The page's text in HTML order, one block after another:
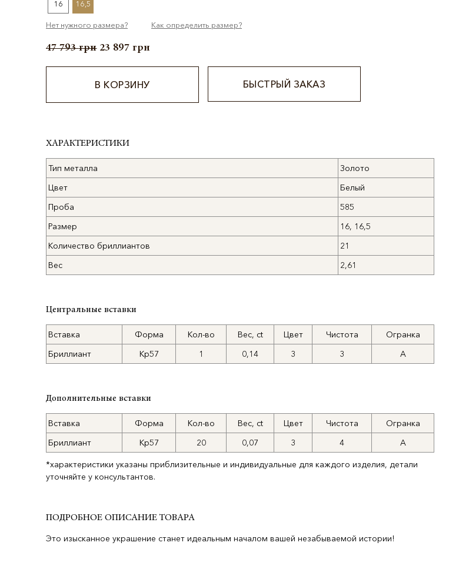
16 16,5
Нет нужного размера? Как определить размер?
47 793грн 23 897 грн
В КОРЗИНУ БЫСТРЫЙ ЗАКАЗ
ХАРАКТЕРИСТИКИ
Тип металла
Золото
Цвет
Белый
Проба
585
Размер
16, 16,5
Количество бриллиантов
21
Вес
2,61
Центральные вставки
Вставка Форма Кол-во Вес, ct Цвет Чистота
Огранка
Бриллиант
Кр57 1 0,14 3 3 А
Дополнительные вставки
Вставка Форма Кол-во Вес, ct Цвет Чистота
Огранка
Бриллиант
Кр57 20 0,07 3 4 А
*характеристики указаны приблизительные и индивидуальные для каждого изделия, детали
уточняйте у консультантов.
ПОДРОБНОЕ ОПИСАНИЕ ТОВАРА
Это изысканное украшение станет идеальным началом вашей незабываемой истории!